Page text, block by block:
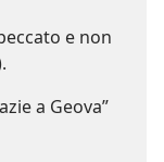
e non
a Geova”